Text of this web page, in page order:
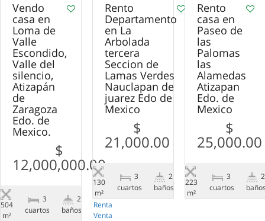
Vendo
casa en
Loma de
Valle
Escondido,
Valle del
silencio,
Atizapán
de
Zaragoza
Edo. de
Mexico.
$
12,000,000.00
504
m²
3
сuartos
2
baños
Renta
Venta
Rento
Departamento
en La
Arbolada
tercera
Seccion de
Lamas Verdes
Nauclapan de
juarez Edo de
Mexico
$
21,000.00
130
m²
3
сuartos
2
baños
Renta
Rento
casa en
Paseo de
las
Palomas
las
Alamedas
Atizapan
Edo. de
Mexico
$
25,000.00
223
m²
3
сuartos
2